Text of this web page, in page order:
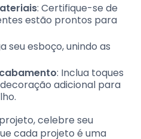
: Certifique-se de
estão prontos para
seu esboço, unindo as
: Inclua toques
adicional para
celebre seu
cada projeto é uma